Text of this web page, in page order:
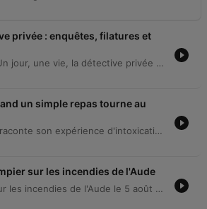
privée : enquêtes, filatures et
Dans cet épisode de Un jour, une vie, la détective privée Julie Catalifo présente les coulisses de son métier, des stratégies d'anonymat à la diversité de ses missions, allant de la fraude à l'assurance à la protection animale. L'avocate Emma Léotti apporte un éclairage essentiel sur le cadre juridique, notamment concernant le respect de la vie privée et la recevabilité des preuves devant la justice.
un simple repas tourne au
Bertrand Carbonneau raconte son expérience d'intoxication grave après avoir consommé une courge amère, causée par la cucurbitacine. Ce poison, issu d'un croisement accidentel entre variétés, a provoqué des symptômes sévères, incluant la perte de cheveux et de peau. L'émission aborde ensuite l'absence d'information des magasins lors de tels incidents et l'analyse des mécanismes de surveillance alimentaire par l'expert Pascal Hébel. Enfin, la présentation de l'application Alerte Conso permet de découvrir comment recevoir des notifications proactives sur les rappels de produits.
sur les incendies de l'Aude
Cet épisode revient sur les incendies de l'Aude le 5 août dernier à travers les témoignages de Clarisse, une pompière, et d'Eglantine, habitante du village de Ribaud. Elles décrivent la progression rapide des flammes, les procédures d'urgence pour survivre au milieu des feux et l'ambiance de guerre vécue lors de l'intervention des secours. L'entretien explore également le parcours professionnel de Clarisse, de sa vocation initiale chez les jeunes sapeurs-pompiers jusqu'aux réalités du métier. L'épisode aborde les qualités essentielles pour devenir pompier, telles que l'esprit d'équipe et la bienveillance, tout en lançant un appel aux futurs volontaires.